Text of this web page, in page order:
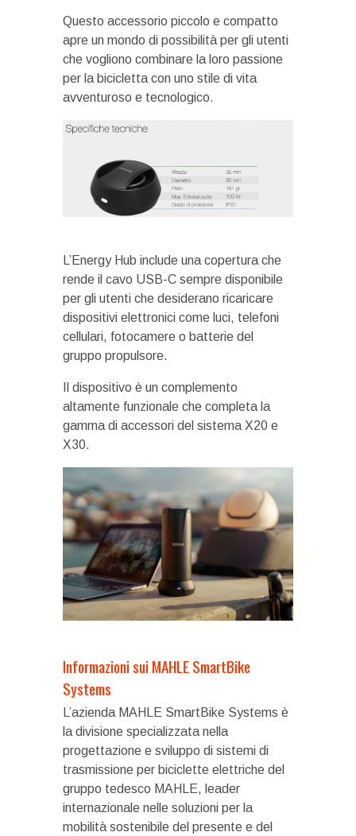
Questo accessorio piccolo e compatto
apre un mondo di possibilità per gli utenti
che vogliono combinare la loro passione
per la bicicletta con uno stile di vita
avventuroso e tecnologico.
L’Energy Hub include una copertura che
rende il cavo USB-C sempre disponibile
per gli utenti che desiderano ricaricare
dispositivi elettronici come luci, telefoni
cellulari, fotocamere o batterie del
gruppo propulsore.
Il dispositivo è un complemento
altamente funzionale che completa la
gamma di accessori del sistema X20 e
X30.
Informazioni sui MAHLE SmartBike
Systems
L’azienda MAHLE SmartBike Systems è
la divisione specializzata nella
progettazione e sviluppo di sistemi di
trasmissione per biciclette elettriche del
gruppo tedesco MAHLE, leader
internazionale nelle soluzioni per la
mobilità sostenibile del presente e del